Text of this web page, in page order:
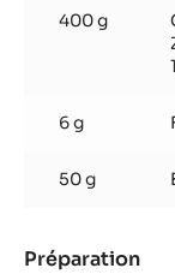
400 g
6 g
50 g
Préparation